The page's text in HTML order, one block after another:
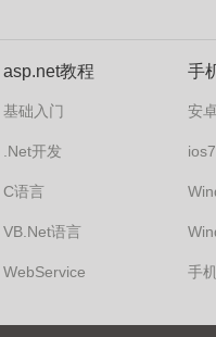
asp.net教程
基础入门
.Net开发
C语言
VB.Net语言
WebService
手
安
手